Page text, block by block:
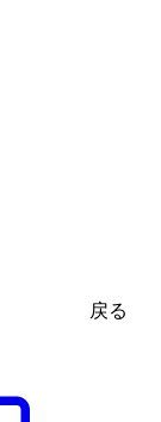
戻る